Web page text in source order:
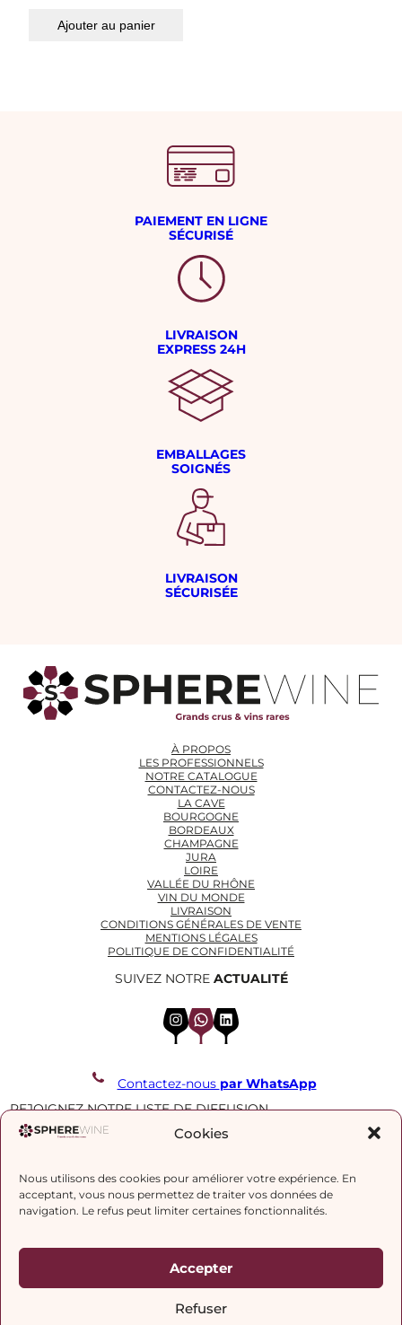
Cookies
Nous utilisons des cookies pour améliorer votre expérience. En
acceptant, vous nous permettez de traiter vos données de
navigation. Le refus peut limiter certaines fonctionnalités.
Accepter
Refuser
Ajouter au panier
PAIEMENT EN LIGNE
SÉCURISÉ
LIVRAISON
EXPRESS 24H
EMBALLAGES
SOIGNÉS
LIVRAISON
SÉCURISÉE
À PROPOS
LES PROFESSIONNELS
NOTRE CATALOGUE
CONTACTEZ-NOUS
LA CAVE
BOURGOGNE
BORDEAUX
CHAMPAGNE
JURA
LOIRE
VALLÉE DU RHÔNE
VIN DU MONDE
LIVRAISON
CONDITIONS GÉNÉRALES DE VENTE
MENTIONS LÉGALES
POLITIQUE DE CONFIDENTIALITÉ
SUIVEZ NOTRE ACTUALITÉ
InstagramWhatsApp LinkedIn
Contactez-nous par WhatsApp
REJOIGNEZ NOTRE LISTE DE DIFFUSION
J’accepte la politique de confidentialité.